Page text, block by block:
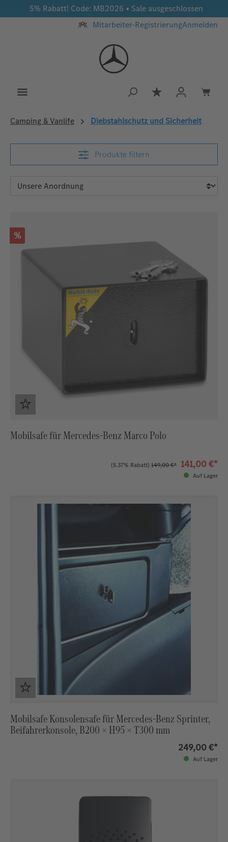
Zum Hauptinhalt springen
5% Rabatt! Code: MB2026 • Sale ausgeschlossen
Mitarbeiter-RegistrierungAnmelden
Du hast 0
Camping & Vanlife Diebstahlschutz und Sicherheit
Produkte filtern
Rabatt
%
Mobilsafe für Mercedes-Benz Marco Polo
(5.37% Rabatt) 149,00 €* 141,00 €*
Auf Lager
Mobilsafe Konsolensafe für Mercedes‑Benz Sprinter,
Beifahrerkonsole, B200 × H95 × T300 mm
249,00 €*
Auf Lager